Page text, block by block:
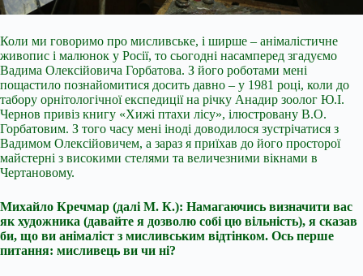
Коли ми говоримо про мисливське, і ширше – анімалістичне
живопис і малюнок у Росії, то сьогодні насамперед згадуємо
Вадима Олексійовича Горбатова. З його роботами мені
пощастило познайомитися досить давно – у 1981 році, коли до
табору орнітологічної експедиції на річку Анадир зоолог Ю.І.
Чернов привіз книгу «Хижі птахи лісу», ілюстровану В.О.
Горбатовим. З того часу мені іноді доводилося зустрічатися з
Вадимом Олексійовичем, а зараз я приїхав до його просторої
майстерні з високими стелями та величезними вікнами в
Чертановому.
Михайло Кречмар (далі М. К.): Намагаючись визначити вас
як художника (давайте я дозволю собі цю вільність), я сказав
би, що ви анімаліст з мисливським відтінком. Ось перше
питання: мисливець ви чи ні?